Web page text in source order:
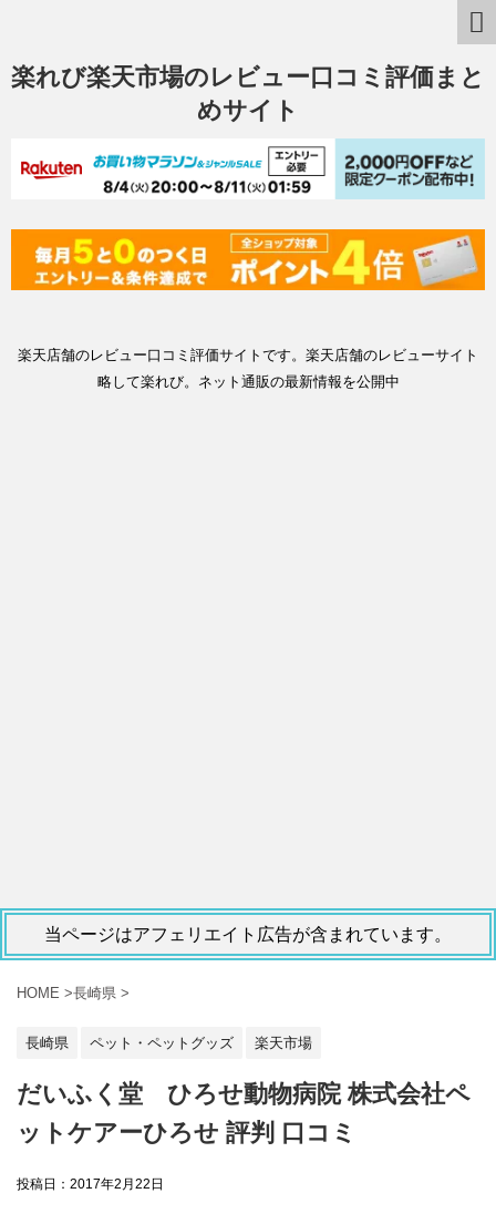
楽れび楽天市場のレビュー口コミ評価まと
めサイト
楽天店舗のレビュー口コミ評価サイトです。楽天店舗のレビューサイト
略して楽れび。ネット通販の最新情報を公開中
当ページはアフェリエイト広告が含まれています。
HOME >長崎県 >
長崎県 ペット・ペットグッズ 楽天市場
だいふく堂 ひろせ動物病院 株式会社ペ
ットケアーひろせ 評判 口コミ
投稿日： 2017年2月22日